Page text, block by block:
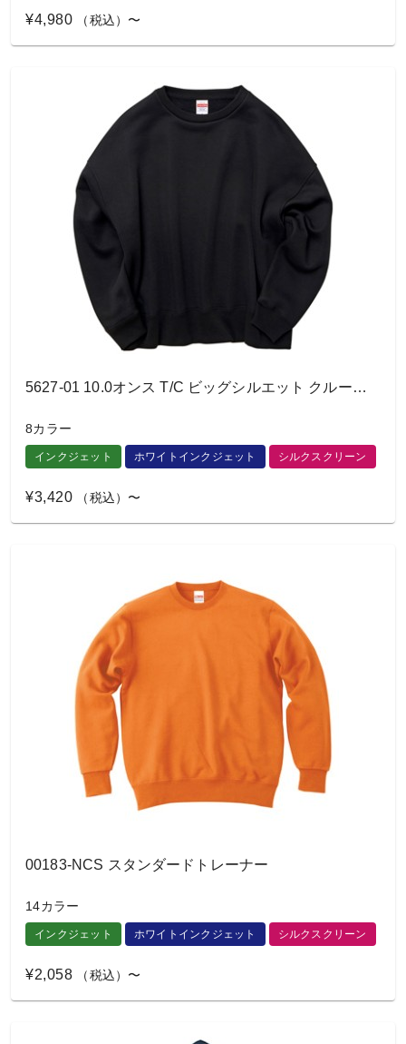
¥4,980 （税込）〜
5627-01 10.0オンス T/C ビッグシルエット クルーネック スウェット
8カラー
インクジェット ホワイトインクジェット シルクスクリーン
¥3,420 （税込）〜
00183-NCS スタンダードトレーナー
14カラー
インクジェット ホワイトインクジェット シルクスクリーン
¥2,058 （税込）〜